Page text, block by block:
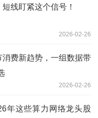
线盯紧这个信号！
2026-02-26
费新趋势，一组数据带
2026-02-26
年这些算力网络龙头股